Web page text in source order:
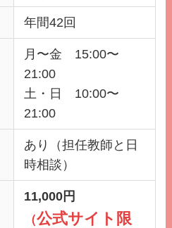
年間42回
月〜金 15:00〜
21:00
土・日 10:00〜
21:00
あり（担任教師と日
時相談）
11,000円
（公式サイト限